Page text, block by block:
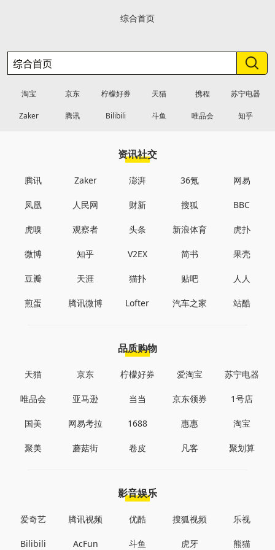
综合首页
淘宝 京东 柠檬好券 天猫 携程 苏宁电器
Zaker 腾讯 Bilibili 斗鱼 唯品会 知乎
资讯社交
腾讯 Zaker 澎湃 36氪 网易
凤凰 人民网 财新 搜狐 BBC
虎嗅 观察者 头条 新浪体育 虎扑
微博 知乎 V2EX 简书 果壳
豆瓣 天涯 猫扑 贴吧 人人
煎蛋 腾讯微博 Lofter 汽车之家 站酷
品质购物
天猫 京东 柠檬好券 爱淘宝 苏宁电器
唯品会 亚马逊 当当 京东领券 1号店
国美 网易考拉 1688 惠惠 淘宝
聚美 蘑菇街 卷皮 凡客 聚划算
影音娱乐
爱奇艺 腾讯视频 优酷 搜狐视频 乐视
Bilibili AcFun 斗鱼 虎牙 熊猫